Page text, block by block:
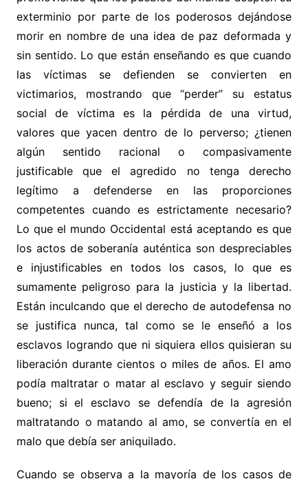
exterminio por parte de los poderosos dejándose
morir en nombre de una idea de paz deformada y
sin sentido. Lo que están enseñando es que cuando
las víctimas se defienden se convierten en
victimarios, mostrando que “perder” su estatus
social de víctima es la pérdida de una virtud,
valores que yacen dentro de lo perverso; ¿tienen
algún sentido racional o compasivamente
justificable que el agredido no tenga derecho
legítimo a defenderse en las proporciones
competentes cuando es estrictamente necesario?
Lo que el mundo Occidental está aceptando es que
los actos de soberanía auténtica son despreciables
e injustificables en todos los casos, lo que es
sumamente peligroso para la justicia y la libertad.
Están inculcando que el derecho de autodefensa no
se justifica nunca, tal como se le enseñó a los
esclavos logrando que ni siquiera ellos quisieran su
liberación durante cientos o miles de años. El amo
podía maltratar o matar al esclavo y seguir siendo
bueno; si el esclavo se defendía de la agresión
maltratando o matando al amo, se convertía en el
malo que debía ser aniquilado.
Cuando se observa a la mayoría de los casos de